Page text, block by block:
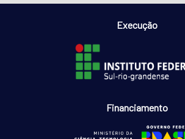
Execução
Financiamento